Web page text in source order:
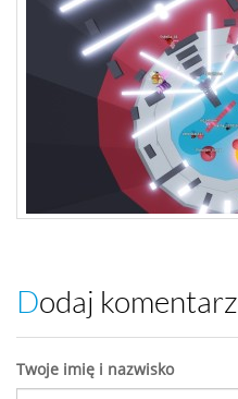
Dodaj komentarz
Twoje imię i nazwisko